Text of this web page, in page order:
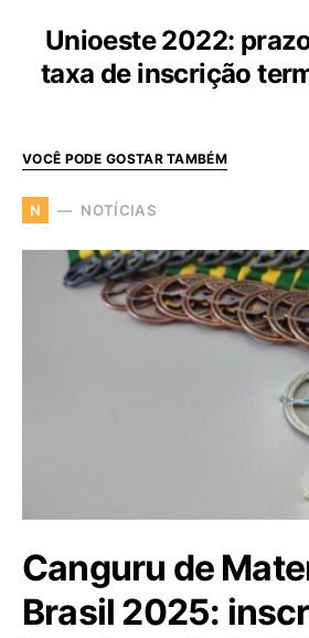
Unioeste 2022:
taxa de inscrição
VOCÊ PODE GOSTAR TAMBÉM
N NOTÍCIAS
Canguru de
Brasil 2025: